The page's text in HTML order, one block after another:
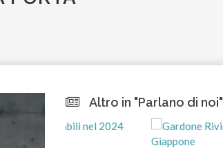
Altro in "Parlano di noi"